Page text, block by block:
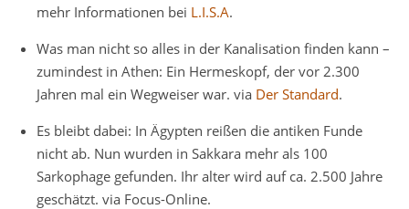
mehr Informationen bei L.I.S.A.
Was man nicht so alles in der Kanalisation finden kann –
zumindest in Athen: Ein Hermeskopf, der vor 2.300
Jahren mal ein Wegweiser war. via Der Standard.
Es bleibt dabei: In Ägypten reißen die antiken Funde
nicht ab. Nun wurden in Sakkara mehr als 100
Sarkophage gefunden. Ihr alter wird auf ca. 2.500 Jahre
geschätzt. via Focus-Online.